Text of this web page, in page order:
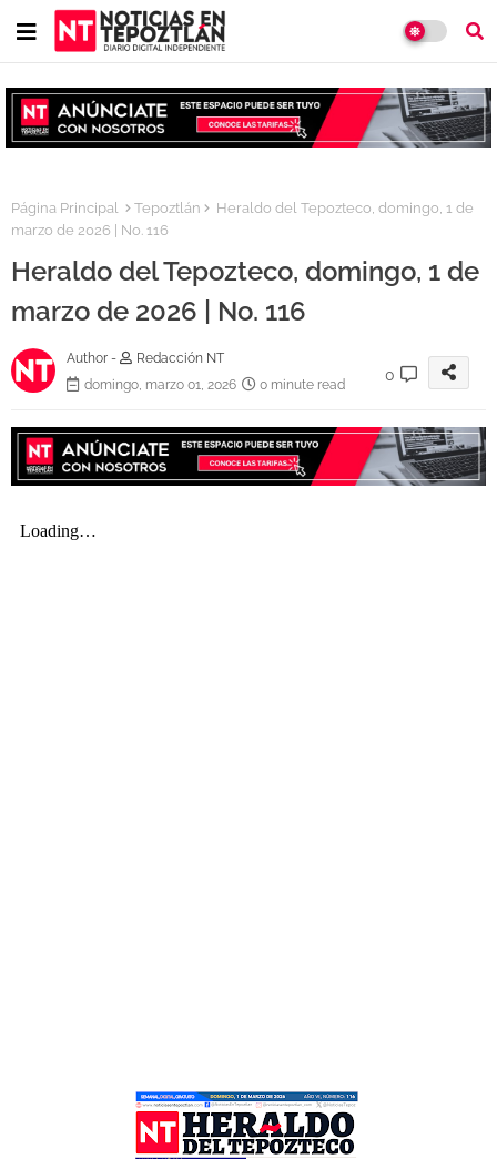
Página Principal Tepoztlán
Heraldo del Tepozteco, domingo, 1 de
marzo de 2026 | No. 116
Heraldo del Tepozteco, domingo, 1 de
marzo de 2026 | No. 116
Author -
Redacción NT
domingo, marzo 01, 2026
0 minute read
0